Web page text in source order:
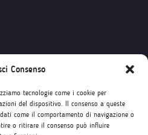
Consenso
tecnologie come i cookie per
del dispositivo. Il consenso a queste
come il comportamento di navigazione o
o ritirare il consenso può influire